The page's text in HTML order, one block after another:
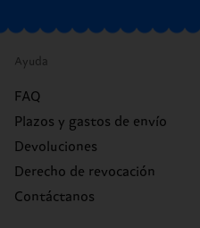
Ayuda
FAQ
Plazos y gastos de envío
Devoluciones
Derecho de revocación
Contáctanos